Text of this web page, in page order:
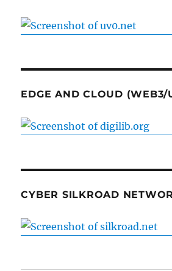
EDGE AND CLOUD (WEB3/
CYBER SILKROAD